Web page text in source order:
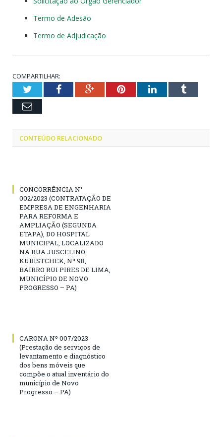
Termo de Adesão
Termo de Adjudicação
COMPARTILHAR:
TwitterFacebookGoogle+PinterestLinkedInTumblr
Email
CONTEÚDO RELACIONADO
CONCORRÊNCIA N°
002/2023 (CONTRATAÇÃO DE
EMPRESA DE ENGENHARIA
PARA REFORMA E
AMPLIAÇÃO (SEGUNDA
ETAPA), DO HOSPITAL
MUNICIPAL, LOCALIZADO
NA RUA JUSCELINO
KUBISTCHEK, Nº 98,
BAIRRO RUI PIRES DE LIMA,
MUNICÍPIO DE NOVO
PROGRESSO – PA)
CARONA Nº 007/2023
(Prestação de serviços de
levantamento e diagnóstico
dos bens móveis que
compõe o atual inventário do
município de Novo
Progresso – PA)